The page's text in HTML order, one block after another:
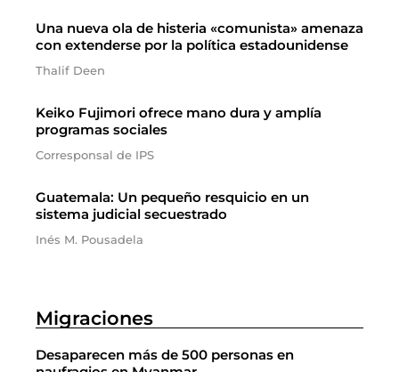
Una nueva ola de histeria «comunista» amenaza
con extenderse por la política estadounidense
Thalif Deen
Keiko Fujimori ofrece mano dura y amplía
programas sociales
Corresponsal de IPS
Guatemala: Un pequeño resquicio en un
sistema judicial secuestrado
Inés M. Pousadela
Migraciones
Desaparecen más de 500 personas en